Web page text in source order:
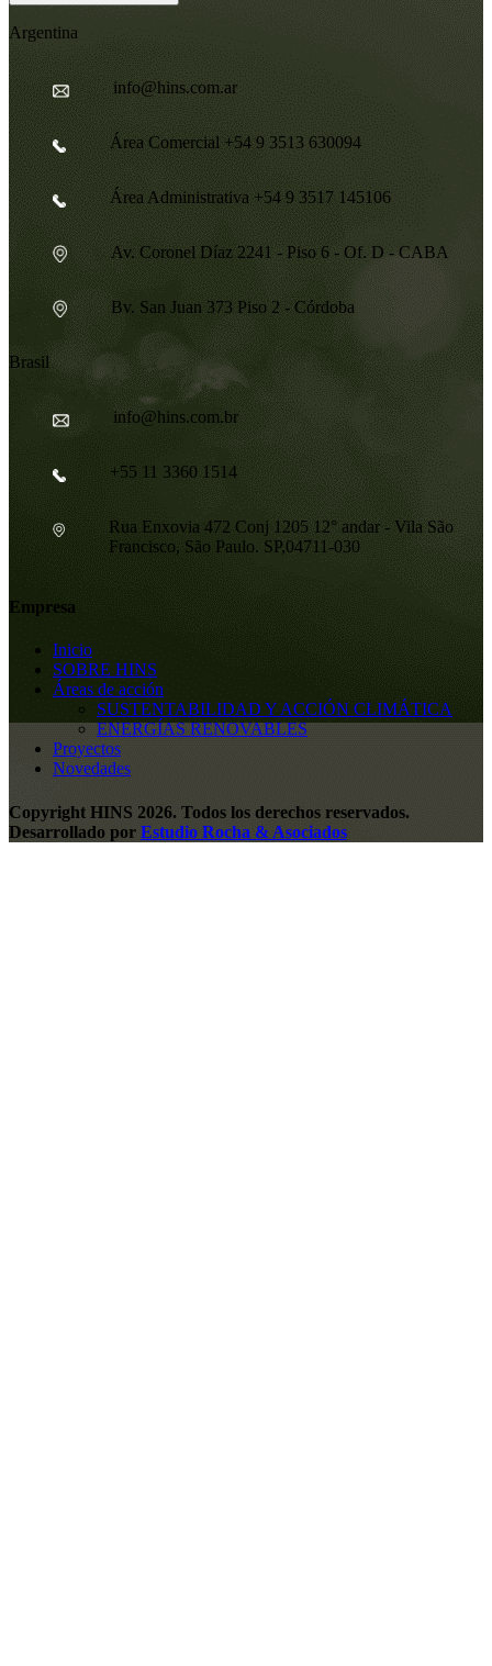
Argentina
info@hins.com.ar
Área Comercial +54 9 3513 630094
Área Administrativa +54 9 3517 145106
Av. Coronel Díaz 2241 - Piso 6 - Of. D - CABA
Bv. San Juan 373 Piso 2 - Córdoba
Brasil
info@hins.com.br
+55 11 3360 1514
Rua Enxovia 472 Conj 1205 12° andar - Vila São
Francisco, São Paulo. SP,04711-030
Empresa
Inicio
SOBRE HINS
Áreas de acción
SUSTENTABILIDAD Y ACCIÓN CLIMÁTICA
ENERGÍAS RENOVABLES
Proyectos
Novedades
Copyright HINS 2026. Todos los derechos reservados.
Desarrollado por Estudio Rocha & Asociados